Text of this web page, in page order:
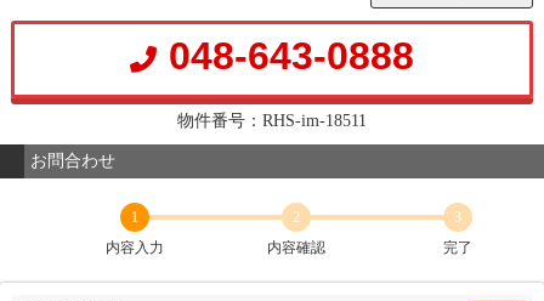
048-643-0888
物件番号：RHS-im-18511
お問合わせ
1
内容入力
2
内容確認
3
完了